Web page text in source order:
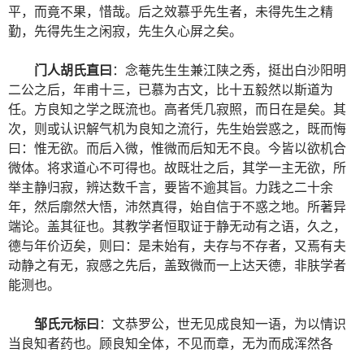
平，而竟不果，惜哉。后之效慕乎先生者，未得先生之精
勤，先得先生之闲寂，先生久心屏之矣。
门人胡氏直曰 ：念菴先生生兼江陕之秀，挺出白沙阳明
二公之后，年甫十三，已慕为古文，比十五毅然以斯道为
任。方良知之学之既流也。高者凭几寂照，而日在是矣。其
次，则或认识解气机为良知之流行，先生始尝惑之，既而悔
曰：惟无欲。而后入微，惟微而后知无不良。今皆以欲机合
微体。将求道心不可得也。故既壮之后，其学一主无欲，所
举主静归寂，辨达数千言，要皆不逾其旨。力践之二十余
年，然后廓然大悟，沛然真得，始自信于不惑之地。所著异
端论。盖其征也。其教学者恒取证于静无动有之语，久之，
德与年价迈矣，则曰：是未始有，夫存与不存者，又焉有夫
动静之有无，寂感之先后，盖致微而一上达天德，非肤学者
能测也。
邹氏元标曰 ：文恭罗公，世无见成良知一语，为以情识
当良知者药也。顾良知全体，不见而章，无为而成浑然各